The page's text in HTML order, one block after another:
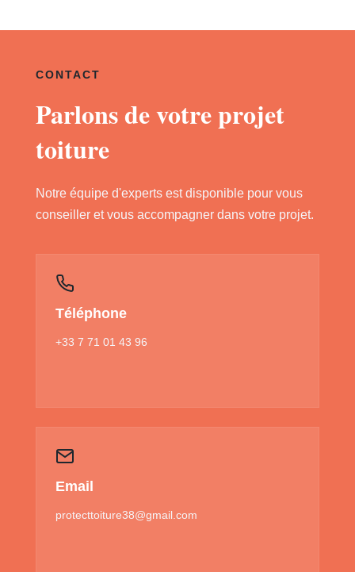
CONTACT
Parlons de votre projet
toiture
Notre équipe d'experts est disponible pour vous
conseiller et vous accompagner dans votre projet.
Téléphone
+33 7 71 01 43 96
Email
protecttoiture38@gmail.com